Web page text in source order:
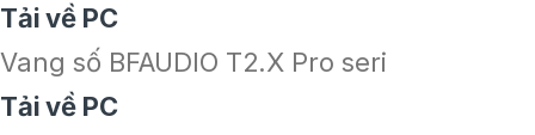
Tải về PC
Vang số BFAUDIO T2.X Pro seri
Tải về PC